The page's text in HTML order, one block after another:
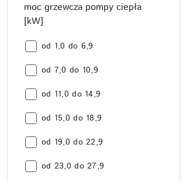
moc grzewcza pompy ciepła
[kW]
moc
pompy
[kW]:
od 1,0 do 6,9
moc
pompy
[kW]:
od 7,0 do 10,9
moc
pompy
[kW]:
od 11,0 do 14,9
moc
pompy
[kW]:
od 15,0 do 18,9
moc
pompy
od 19,0 do 22,9
moc
od 23,0 do 27,9